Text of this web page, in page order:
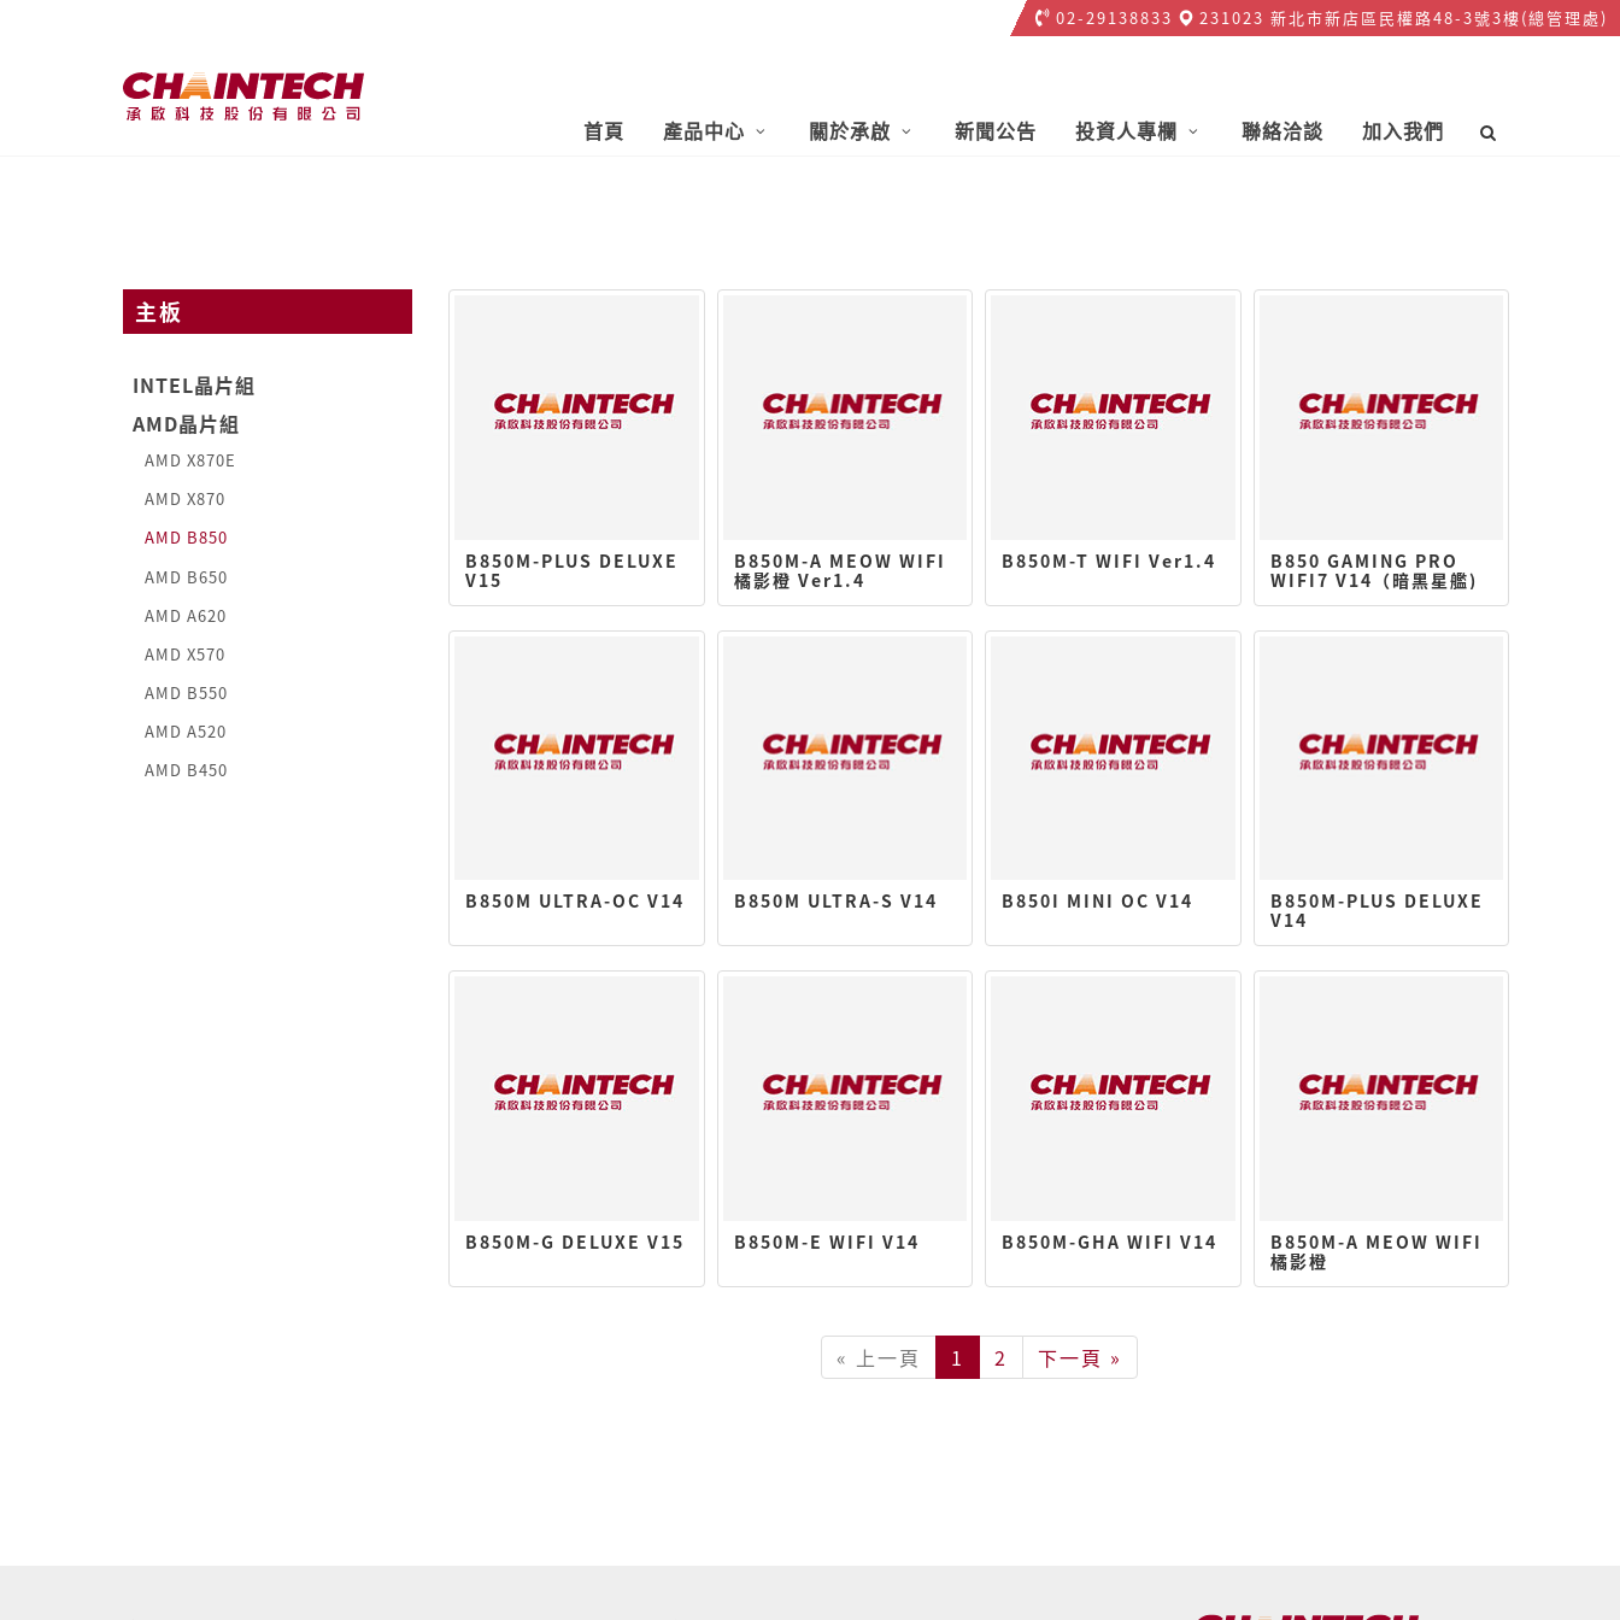
02-29138833
231023 新北市新店區民權路48-3號3樓(總管理處)
首頁 產品中心 關於承啟 新聞公告 投資人專欄 聯絡洽談 加入我們
B850M-PLUS DELUXE
V15
B850M-A MEOW WIFI
橘影橙 Ver1.4
B850M-T WIFI Ver1.4
B850 GAMING PRO
WIFI7 V14（暗黑星艦)
B850M ULTRA-OC V14 B850M ULTRA-S V14 B850I MINI OC V14
B850M-PLUS DELUXE
V14
B850M-G DELUXE V15 B850M-E WIFI V14 B850M-GHA WIFI V14
B850M-A MEOW WIFI
橘影橙
« 上一頁 1 2 下一頁 »
主板
INTEL晶片組
AMD晶片組
AMD X870E
AMD X870
AMD B850
AMD B650
AMD A620
AMD X570
AMD B550
AMD A520
AMD B450